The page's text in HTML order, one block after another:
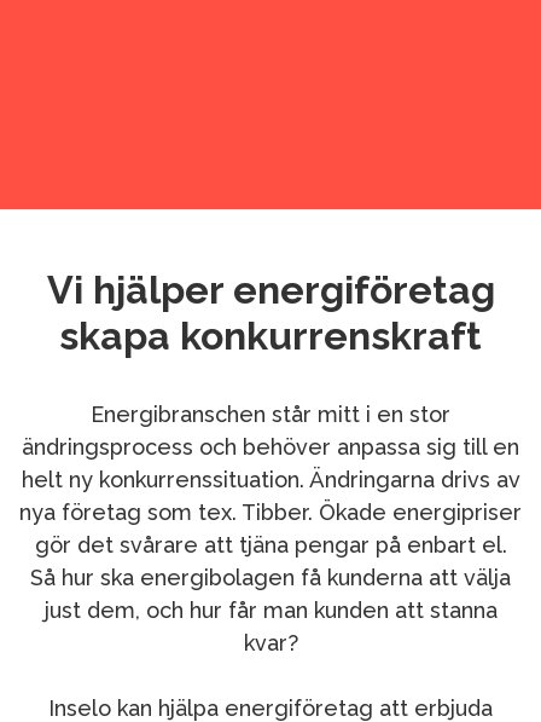
Vi hjälper energiföretag
skapa konkurrenskraft
Energibranschen står mitt i en stor
ändringsprocess och behöver anpassa sig till en
helt ny konkurrenssituation. Ändringarna drivs av
nya företag som tex. Tibber. Ökade energipriser
gör det svårare att tjäna pengar på enbart el.
Så hur ska energibolagen få kunderna att välja
just dem, och hur får man kunden att stanna
kvar?
Inselo kan hjälpa energiföretag att erbjuda